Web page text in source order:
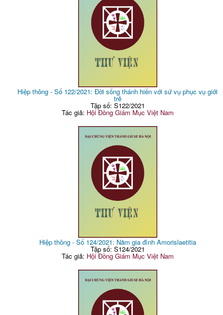
Hiệp thông - Số 122/2021: Đời sống thánh hiến với sứ vụ phục vụ giới
trẻ
Tập số: S122/2021
Tác giả: Hội Đồng Giám Mục Việt Nam
Hiệp thông - Số 124/2021: Năm gia đình Amorislaetitia
Tập số: S124/2021
Tác giả: Hội Đồng Giám Mục Việt Nam